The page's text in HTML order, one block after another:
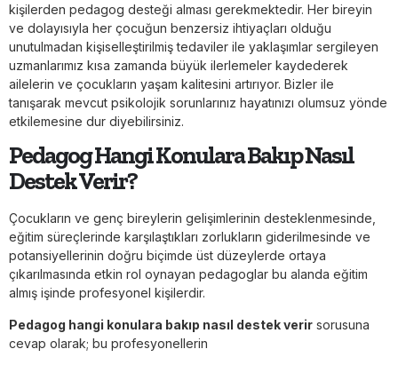
kişilerden pedagog desteği alması gerekmektedir. Her bireyin
ve dolayısıyla her çocuğun benzersiz ihtiyaçları olduğu
unutulmadan kişiselleştirilmiş tedaviler ile yaklaşımlar sergileyen
uzmanlarımız kısa zamanda büyük ilerlemeler kaydederek
ailelerin ve çocukların yaşam kalitesini artırıyor. Bizler ile
tanışarak mevcut psikolojik sorunlarınız hayatınızı olumsuz yönde
etkilemesine dur diyebilirsiniz.
Pedagog Hangi Konulara Bakıp Nasıl
Destek Verir?
Çocukların ve genç bireylerin gelişimlerinin desteklenmesinde,
eğitim süreçlerinde karşılaştıkları zorlukların giderilmesinde ve
potansiyellerinin doğru biçimde üst düzeylerde ortaya
çıkarılmasında etkin rol oynayan pedagoglar bu alanda eğitim
almış işinde profesyonel kişilerdir.
Pedagog hangi konulara bakıp nasıl destek verir sorusuna
cevap olarak; bu profesyonellerin